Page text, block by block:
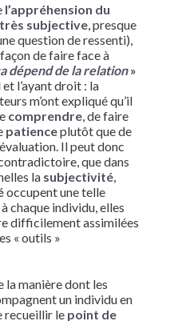
l’appréhension du
subjective, presque
question de ressenti),
de faire face à
dépend de la relation»
l’ayant droit : la
m’ont expliqué qu’il
comprendre, de faire
patienceplutôt que de
Il peut donc
que dans
la subjectivité,
occupent une telle
chaque individu, elles
difficilement assimilées
« outils »
la manière dont les
un individu en
recueillir le point de